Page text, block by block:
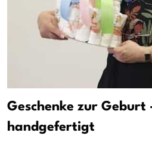
Geschenke zur Geburt
handgefertigt